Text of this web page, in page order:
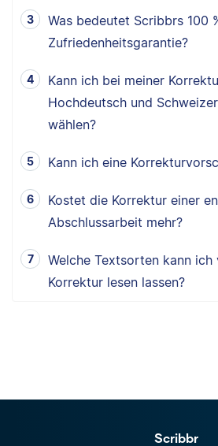
Was bedeutet Scribbrs 100
Zufriedenheitsgarantie?
Kann ich bei meiner
Hochdeutsch und
wählen?
Kann ich eine
Kostet die Korrektur einer
Abschlussarbeit mehr?
Welche Textsorten kann
Korrektur lesen lassen?
Scribbr